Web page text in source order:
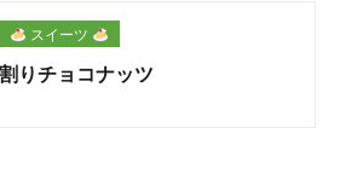
スイーツ
割りチョコナッツ